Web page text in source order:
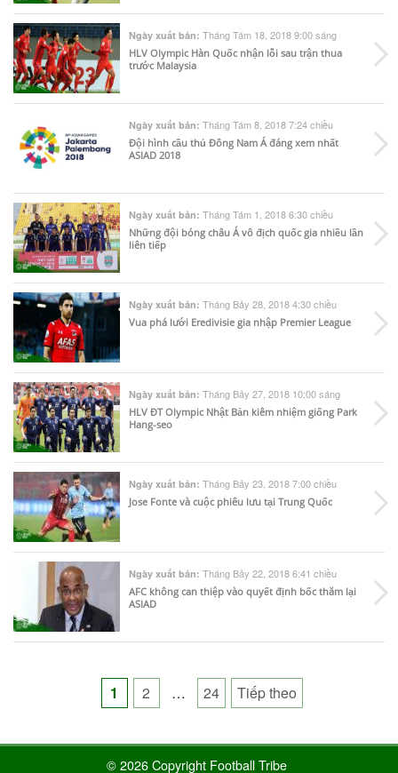
Ngày xuất bản: Tháng Tám 18, 2018 9:00 sáng
HLV Olympic Hàn Quốc nhận lỗi sau trận thua
trước Malaysia
Ngày xuất bản: Tháng Tám 8, 2018 7:24 chiều
Đội hình cầu thủ Đông Nam Á đáng xem nhất
ASIAD 2018
Ngày xuất bản: Tháng Tám 1, 2018 6:30 chiều
Những đội bóng châu Á vô địch quốc gia nhiều lần
liên tiếp
Ngày xuất bản: Tháng Bảy 28, 2018 4:30 chiều
Vua phá lưới Eredivisie gia nhập Premier League
Ngày xuất bản: Tháng Bảy 27, 2018 10:00 sáng
HLV ĐT Olympic Nhật Bản kiêm nhiệm giống Park
Hang-seo
Ngày xuất bản: Tháng Bảy 23, 2018 7:00 chiều
Jose Fonte và cuộc phiêu lưu tại Trung Quốc
Ngày xuất bản: Tháng Bảy 22, 2018 6:41 chiều
AFC không can thiệp vào quyết định bốc thăm lại
ASIAD
Posts
pagination
1 2 … 24 Tiếp theo
© 2026 Copyright Football Tribe